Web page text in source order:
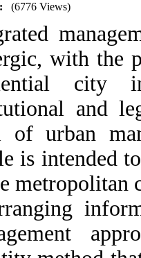
(6776 Views)
with the
city
and
of urban
is intended
metropolitan